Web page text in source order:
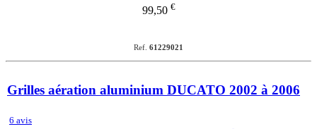
99,50 €
Ref. 61229021
Grilles aération aluminium DUCATO 2002 à 2006
6 avis